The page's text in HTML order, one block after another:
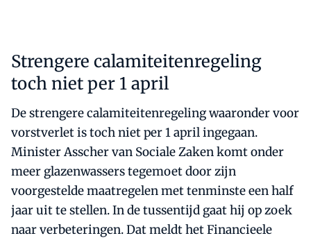
Strengere calamiteitenregeling
toch niet per 1 april
De strengere calamiteitenregeling waaronder voor
vorstverlet is toch niet per 1 april ingegaan.
Minister Asscher van Sociale Zaken komt onder
meer glazenwassers tegemoet door zijn
voorgestelde maatregelen met tenminste een half
jaar uit te stellen. In de tussentijd gaat hij op zoek
naar verbeteringen. Dat meldt het Financieele